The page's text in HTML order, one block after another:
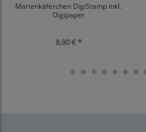
Marienkäferchen DigiStamp inkl.
Digipaper
8,90 € *